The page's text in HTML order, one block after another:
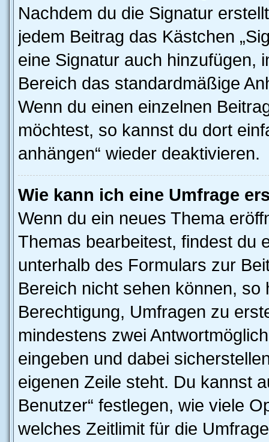
Nachdem du die Signatur
jedem Beitrag das Kästchen
eine Signatur auch hinzufügen,
Bereich das standardmäßige
Wenn du einen einzelnen
möchtest, so kannst du dort
anhängen“ wieder deaktivieren.
Wie kann ich eine Umfrage
Wenn du ein neues Thema
Themas bearbeitest, findest du
unterhalb des Formulars zur
Bereich nicht sehen können,
Berechtigung, Umfragen zu
mindestens zwei
eingeben und dabei
eigenen Zeile steht. Du kannst
Benutzer“ festlegen, wie viele
welches Zeitlimit für die